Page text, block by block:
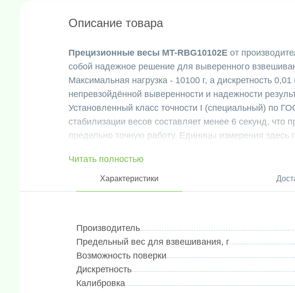
Описание товара
Прецизионные весы MT-RBG10102E от
собой надежное решение для выверенного
Максимальная нагрузка - 10100 г, а дискретность 0,01
непревзойдённой выверенности и надежности
Установленный класс точности I (специальный) по
стабилизации весов составляет менее 6 секунд, что
предельно точную работу. Единицы измерения здесь
Данная модель оборудована крупным
хорошую видимость показаний даже в условиях
Данные весы имеют платформу, размером 195 х 175
доступно: RS232 кабель, USB кабель, ионизатор,
Читать полностью
Характеристики
Производитель
Предельный вес для взвешивания, г
Возможность поверки
Дискретность
Калибровка